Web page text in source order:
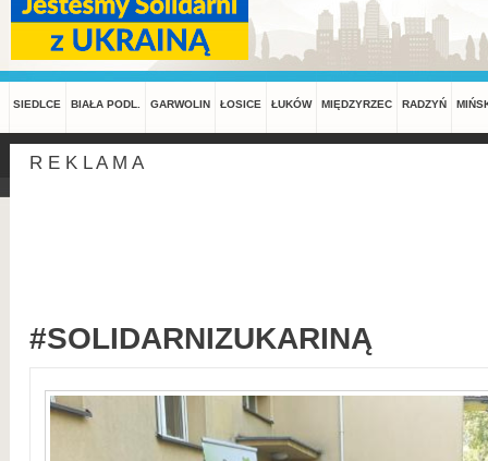
SIEDLCE BIAŁA PODL. GARWOLIN ŁOSICE ŁUKÓW MIĘDZYRZEC RADZYŃ
R E K L A M A
#SOLIDARNIZUKARINĄ